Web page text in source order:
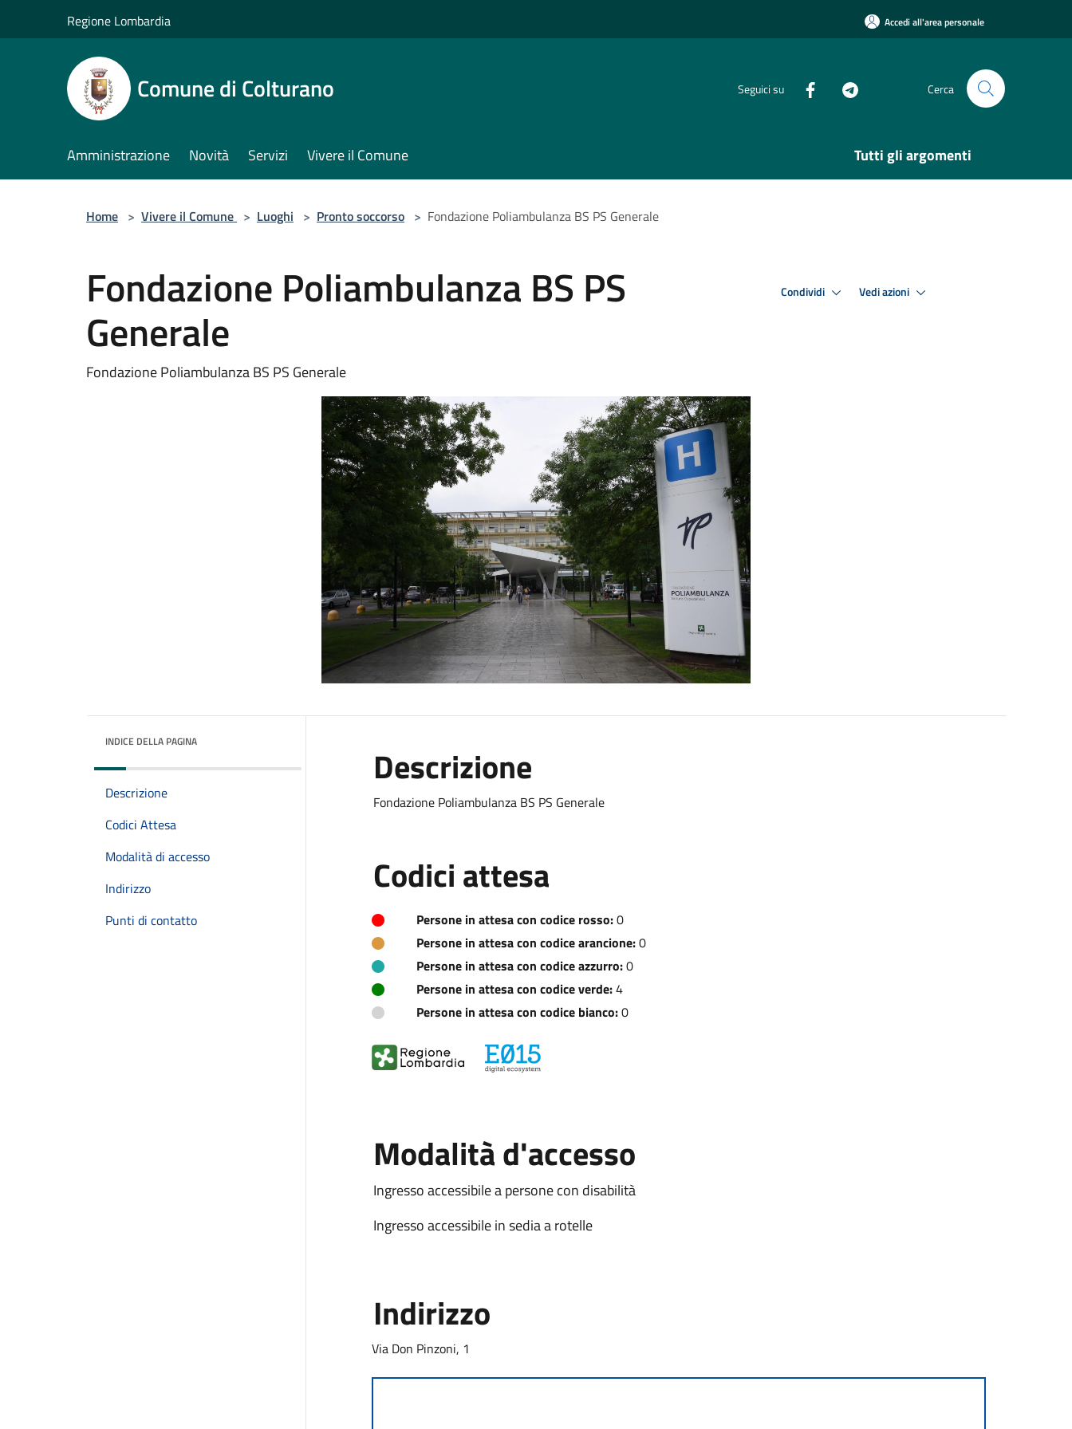
Regione Lombardia Accedi all'area personale
Comune di Colturano Seguici su Cerca
Amministrazione Novità Servizi Vivere il Comune Tutti gli argomenti
Home > Vivere il Comune > Luoghi > Pronto soccorso > Fondazione Poliambulanza BS PS Generale
Fondazione Poliambulanza BS PS
Generale
Fondazione Poliambulanza BS PS Generale
Condividi Vedi azioni
INDICE DELLA PAGINA
Descrizione
Codici Attesa
Modalità di accesso
Indirizzo
Punti di contatto
Descrizione
Fondazione Poliambulanza BS PS Generale
Codici attesa
Persone in attesa con codice rosso:0
Persone in attesa con codice arancione:0
Persone in attesa con codice azzurro:0
Persone in attesa con codice verde:4
Persone in attesa con codice bianco:0
Modalità d'accesso
Ingresso accessibile a persone con disabilità
Ingresso accessibile in sedia a rotelle
Indirizzo
Via Don Pinzoni, 1